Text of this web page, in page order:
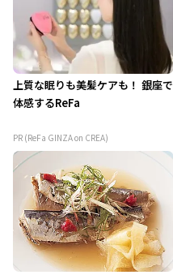
上質な眠りも美髪ケアも！ 銀座で
体感するReFa
PR (ReFa GINZA on CREA)